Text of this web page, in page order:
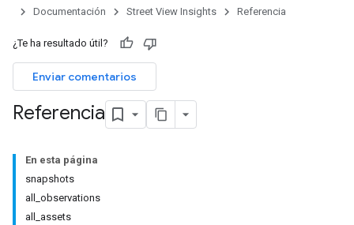
Documentación
Street View Insights Referencia
¿Te ha resultado útil?
Enviar comentarios
Referencia
En esta página
snapshots
all_observations
all_assets